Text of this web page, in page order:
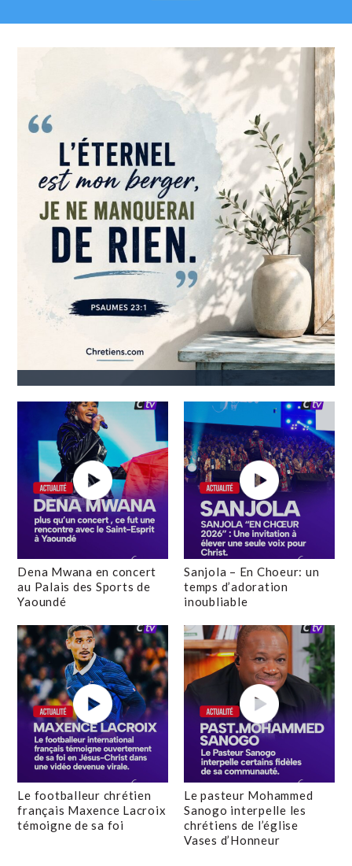
Dena Mwana en concert
au Palais des Sports de
Yaoundé
Sanjola – En Choeur: un
temps d’adoration
inoubliable
Le footballeur chrétien
français Maxence Lacroix
témoigne de sa foi
Le pasteur Mohammed
Sanogo interpelle les
chrétiens de l’église
Vases d’Honneur